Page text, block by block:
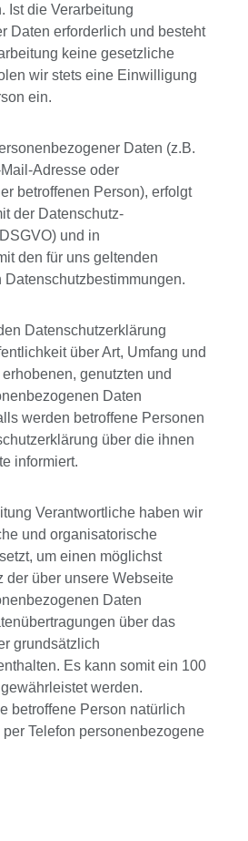
Ist die Verarbeitung
Daten erforderlich und besteht
keine gesetzliche
wir stets eine Einwilligung
ein.
Daten (z.B.
Adresse oder
betroffenen Person), erfolgt
der Datenschutz-
und in
den für uns geltenden
Datenschutzbestimmungen.
Datenschutzerklärung
über Art, Umfang und
genutzten und
Daten
werden betroffene Personen
über die ihnen
informiert.
Verantwortliche haben wir
und organisatorische
um einen möglichst
der über unsere Webseite
Daten
über das
grundsätzlich
Es kann somit ein 100
werden.
betroffene Person natürlich
Telefon personenbezogene